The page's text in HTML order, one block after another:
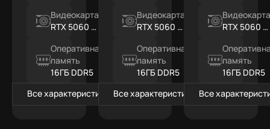
Видеокарта
RTX 5060 Ti
Оперативная
память
16ГБ DDR5
Все характеристики
Видеокарта
RTX 5060 Ti
Оперативная
память
16ГБ DDR5
Все характеристики
RTX 5060 Ti
память
16ГБ DDR5
Все